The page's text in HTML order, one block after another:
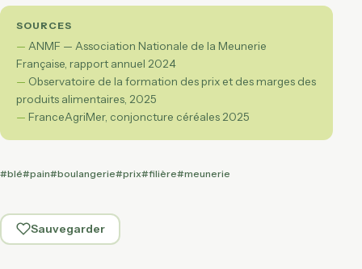
SOURCES
ANMF — Association Nationale de la Meunerie
Française, rapport annuel 2024
Observatoire de la formation des prix et des marges des
produits alimentaires, 2025
FranceAgriMer, conjoncture céréales 2025
#blé#pain#boulangerie#prix#filière#meunerie
Sauvegarder